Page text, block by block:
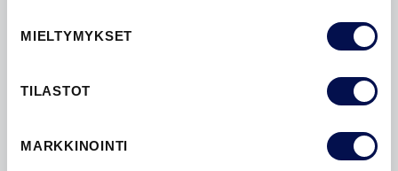
MIELTYMYKSET
TILASTOT
MARKKINOINTI